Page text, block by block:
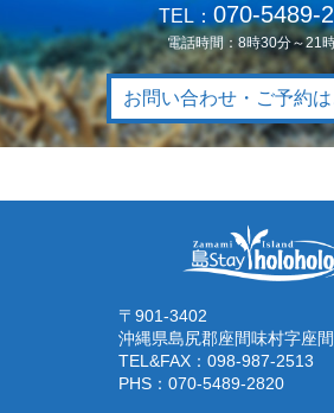
TEL： 070-5489-
電話時間：8時30分～21
お問い合わせ・ご予約
〒901-3402
沖縄県島尻郡座間味村字座
TEL&FAX： 098-987-2513
PHS： 070-5489-2820